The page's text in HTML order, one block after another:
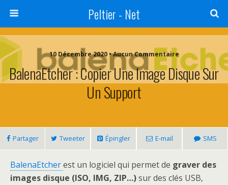
Peltier - Net
10 Décembre 2020 • Aucun Commentaire
BalenaEtcher : Copier Une Image Disque Sur
Un Support
Partager Tweeter Épingler E-mail SMS
BalenaEtcherest un logiciel qui permet de graver des
images disque (ISO, IMG, ZIP…)sur des clés USB,